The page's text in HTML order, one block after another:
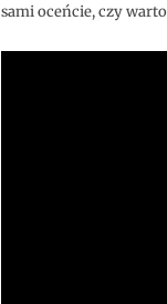
sami oceńcie, czy